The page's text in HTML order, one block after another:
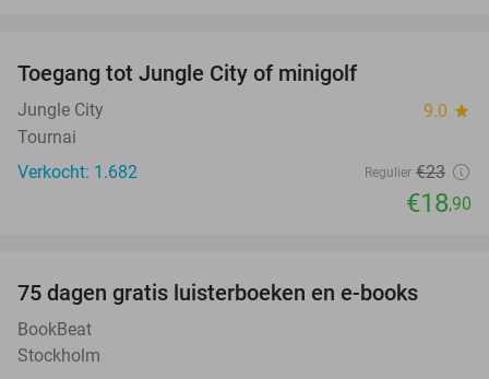
Toegang tot Jungle City of minigolf
Jungle City 9.0 star
Tournai
Verkocht: 1.682
Regulier €23
€18,90
75 dagen gratis luisterboeken en e-books
BookBeat
Stockholm